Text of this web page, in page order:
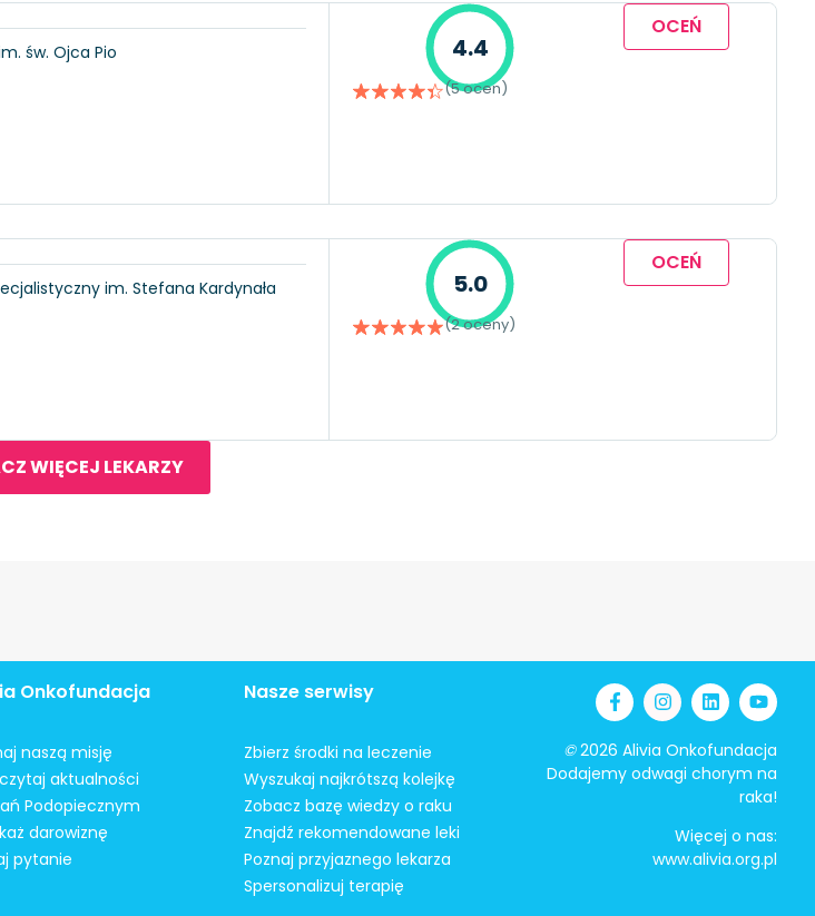
św. Ojca Pio
4.4
(5 ocen)
OCEŃ
im. Stefana Kardynała
5.0
(2 oceny)
OCEŃ
WIĘCEJ LEKARZY
Onkofundacja
naszą misję
aktualności
Podopiecznym
darowiznę
pytanie
Nasze serwisy
Zbierz środki na leczenie
Wyszukaj najkrótszą kolejkę
Zobacz bazę wiedzy o raku
Znajdź rekomendowane leki
Poznaj przyjaznego lekarza
Spersonalizuj terapię
©2026 Alivia Onkofundacja
Dodajemy odwagi chorym na
raka!
Więcej o nas:
www.alivia.org.pl